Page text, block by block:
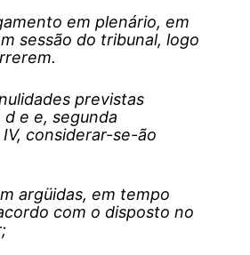
em plenário, em
sessão do tribunal, logo
previstas
e e, segunda
considerar-se-ão
argüidas, em tempo
com o disposto no